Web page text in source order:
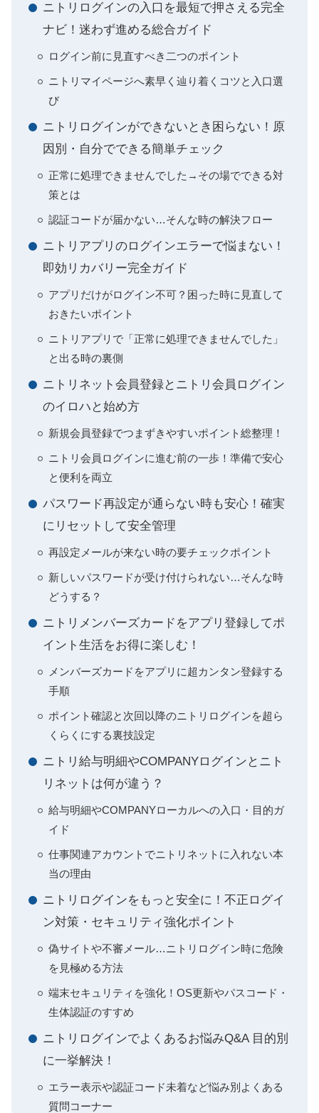
ニトリログインの入口を最短で押さえる完全
ナビ！迷わず進める総合ガイド
ログイン前に見直すべき二つのポイント
ニトリマイページへ素早く辿り着くコツと入口選
び
ニトリログインができないとき困らない！原
因別・自分でできる簡単チェック
正常に処理できませんでした→その場でできる対
策とは
認証コードが届かない…そんな時の解決フロー
ニトリアプリのログインエラーで悩まない！
即効リカバリー完全ガイド
アプリだけがログイン不可？困った時に見直して
おきたいポイント
ニトリアプリで「正常に処理できませんでした」
と出る時の裏側
ニトリネット会員登録とニトリ会員ログイン
のイロハと始め方
新規会員登録でつまずきやすいポイント総整理！
ニトリ会員ログインに進む前の一歩！準備で安心
と便利を両立
パスワード再設定が通らない時も安心！確実
にリセットして安全管理
再設定メールが来ない時の要チェックポイント
新しいパスワードが受け付けられない…そんな時
どうする？
ニトリメンバーズカードをアプリ登録してポ
イント生活をお得に楽しむ！
メンバーズカードをアプリに超カンタン登録する
手順
ポイント確認と次回以降のニトリログインを超ら
くらくにする裏技設定
ニトリ給与明細やCOMPANYログインとニト
リネットは何が違う？
給与明細やCOMPANYローカルへの入口・目的ガ
イド
仕事関連アカウントでニトリネットに入れない本
当の理由
ニトリログインをもっと安全に！不正ログイ
ン対策・セキュリティ強化ポイント
偽サイトや不審メール…ニトリログイン時に危険
を見極める方法
端末セキュリティを強化！OS更新やパスコード・
生体認証のすすめ
ニトリログインでよくあるお悩みQ&A 目的別
に一挙解決！
エラー表示や認証コード未着など悩み別よくある
質問コーナー